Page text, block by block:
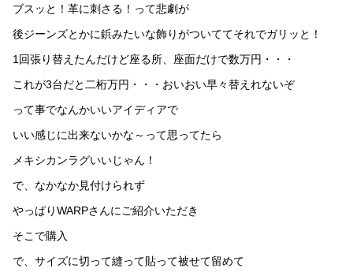
ブスッと！革に刺さる！って悲劇が
後ジーンズとかに鋲みたいな飾りがついててそれでガリッと！
1回張り替えたんだけど座る所、座面だけで数万円・・・
これが3台だと二桁万円・・・おいおい早々替えれないぞ
って事でなんかいいアイディアで
いい感じに出来ないかな～って思ってたら
メキシカンラグいいじゃん！
で、なかなか見付けられず
やっぱりWARPさんにご紹介いただき
そこで購入
で、サイズに切って縫って貼って被せて留めて